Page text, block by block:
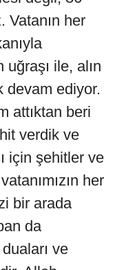
Vatanın her
ile, alın
devam ediyor.
attıktan beri
verdik ve
için şehitler ve
her
bir arada
da
ve